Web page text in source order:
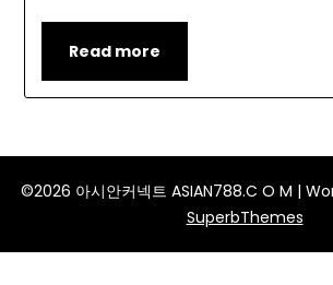
Read more
©2026 아시안커넥트 ASIAN788.C O M |
SuperbThemes